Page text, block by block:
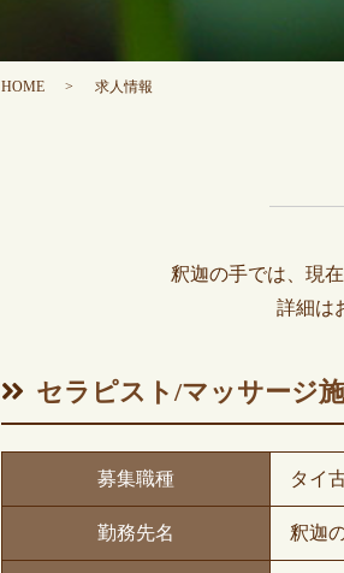
HOME 求人情報
釈迦の手では、現
詳細は
セラピスト/マッサージ
募集職種 タイ
勤務先名 釈迦